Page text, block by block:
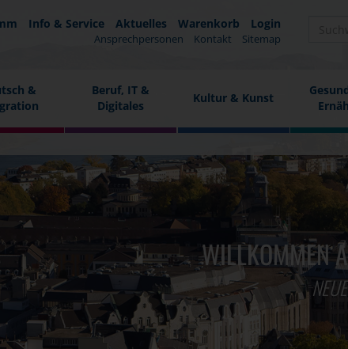
Info & Service Aktuelles Warenkorb Login
Ansprechpersonen Kontakt Sitemap
&
Beruf, IT &
Digitales
Kultur & Kunst
WILLKOMMEN